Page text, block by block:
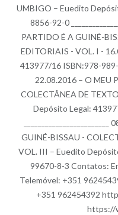
UMBIGO – Euedito
8856-92-0
PARTIDO É A GUINÉ-
EDITORIAIS - VOL. I -
413977/16 ISBN:978-989-
22.08.2016 – O MEU
COLECTÂNEA DE
Depósito Legal:
GUINÉ-BISSAU -
VOL. III – Euedito
99670-8-3 Contatos:
Telemóvel: +351
+351 962454392
https://